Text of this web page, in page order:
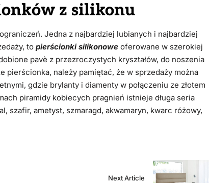
z silikonu
Jedna z najbardziej lubianych i najbardziej
to pierścionki silikonowe oferowane w szerokiej
pavè z przezroczystych kryształów, do noszenia
należy pamiętać, że w sprzedaży można
gdzie brylanty i diamenty w połączeniu ze złotem
piramidy kobiecych pragnień istnieje długa seria
szafir, ametyst, szmaragd, akwamaryn, kwarc różowy,
Next Article